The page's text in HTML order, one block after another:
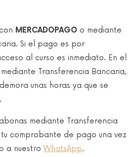
MERCADOPAGOo mediante
Si el pago es por
al curso es inmediato. En el
Transferencia Bancaria,
unas horas ya que se
mediante Transferencia
tu comprobante de pago una vez
a nuestroWhatsApp.